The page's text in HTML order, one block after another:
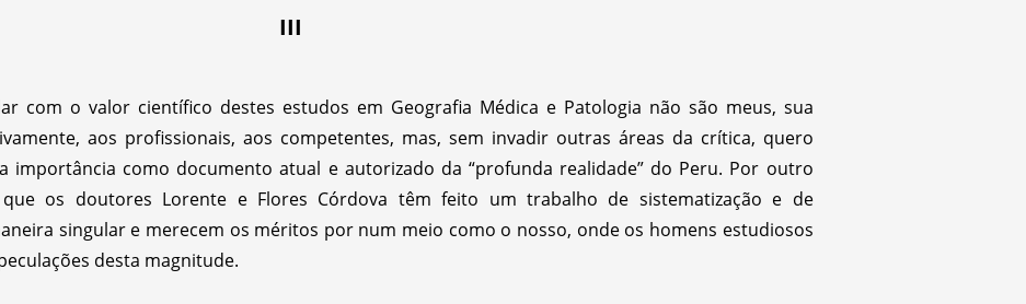
III
com o valor científico destes estudos em Geografia Médica e Patologia não são meus, sua
aos profissionais, aos competentes, mas, sem invadir outras áreas da crítica, quero
importância como documento atual e autorizado da “profunda realidade” do Peru. Por outro
os doutores Lorente e Flores Córdova têm feito um trabalho de sistematização e de
singular e merecem os méritos por num meio como o nosso, onde os homens estudiosos
desta magnitude.